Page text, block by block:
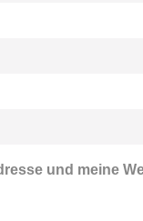
und meine